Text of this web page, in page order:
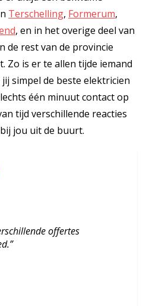
Terschelling, Formerum,
, en in het overige deel van
de rest van de provincie
Zo is er te allen tijde iemand
simpel de beste elektricien
één minuut contact op
tijd verschillende reacties
jou uit de buurt.
offertes